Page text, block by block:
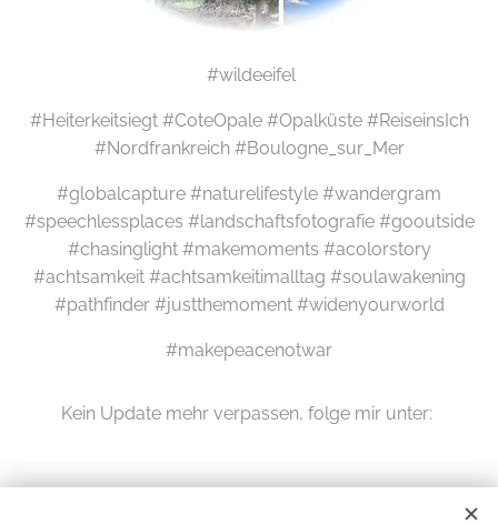
#wildeeifel
#Heiterkeitsiegt #CoteOpale #Opalküste #ReiseinsIch
#Nordfrankreich #Boulogne_sur_Mer
#globalcapture #naturelifestyle #wandergram
#speechlessplaces #landschaftsfotografie #gooutside
#chasinglight #makemoments #acolorstory
#achtsamkeit #achtsamkeitimalltag #soulawakening
#pathfinder #justthemoment #widenyourworld
#makepeacenotwar
Kein Update mehr verpassen, folge mir unter: